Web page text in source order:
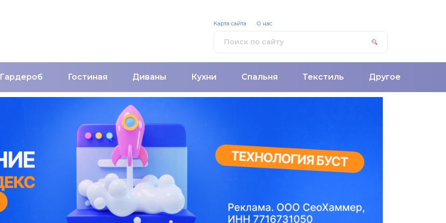
Гардероб Гостиная Диваны Кухни Спальня Текстиль Другое
Карта сайта О нас